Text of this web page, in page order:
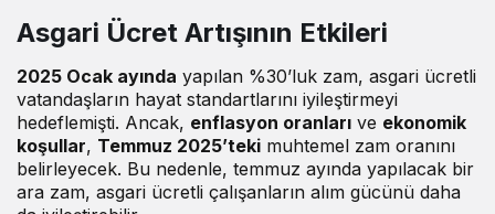
Asgari Ücret Artışının Etkileri
2025 Ocak ayında yapılan %30’luk zam, asgari ücretli
vatandaşların hayat standartlarını iyileştirmeyi
hedeflemişti. Ancak, enflasyon oranları ve ekonomik
koşullar, Temmuz 2025’teki muhtemel zam oranını
belirleyecek. Bu nedenle, temmuz ayında yapılacak bir
ara zam, asgari ücretli çalışanların alım gücünü daha